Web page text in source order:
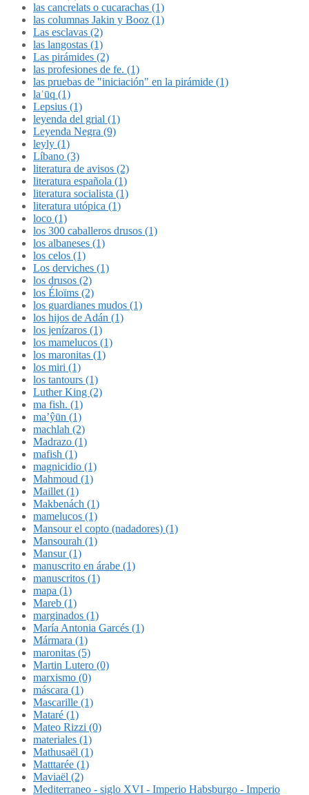
las cancrelats o cucarachas (1)
las columnas Jakin y Booz (1)
Las esclavas (2)
las langostas (1)
Las pirámides (2)
las profesiones de fe. (1)
las pruebas de "iniciación" en la pirámide (1)
laʿūq (1)
Lepsius (1)
leyenda del grial (1)
Leyenda Negra (9)
leyly (1)
Líbano (3)
literatura de avisos (2)
literatura española (1)
literatura socialista (1)
literatura utópica (1)
loco (1)
los 300 caballeros drusos (1)
los albaneses (1)
los celos (1)
Los derviches (1)
los drusos (2)
los Éloïms (2)
los guardianes mudos (1)
los hijos de Adán (1)
los jenízaros (1)
los mamelucos (1)
los maronitas (1)
los miri (1)
los tantours (1)
Luther King (2)
ma fish. (1)
ma’ŷūn (1)
machlah (2)
Madrazo (1)
mafish (1)
magnicidio (1)
Mahmoud (1)
Maillet (1)
Makbenách (1)
mamelucos (1)
Mansour el copto (nadadores) (1)
Mansourah (1)
Mansur (1)
manuscrito en árabe (1)
manuscritos (1)
mapa (1)
Mareb (1)
marginados (1)
María Antonia Garcés (1)
Mármara (1)
maronitas (5)
Martin Lutero (0)
marxismo (0)
máscara (1)
Mascarille (1)
Mataré (1)
Mateo Rizzi (0)
materiales (1)
Mathusaël (1)
Matttarée (1)
Maviaël (2)
Mediterraneo - siglo XVI - Imperio Habsburgo - Imperio